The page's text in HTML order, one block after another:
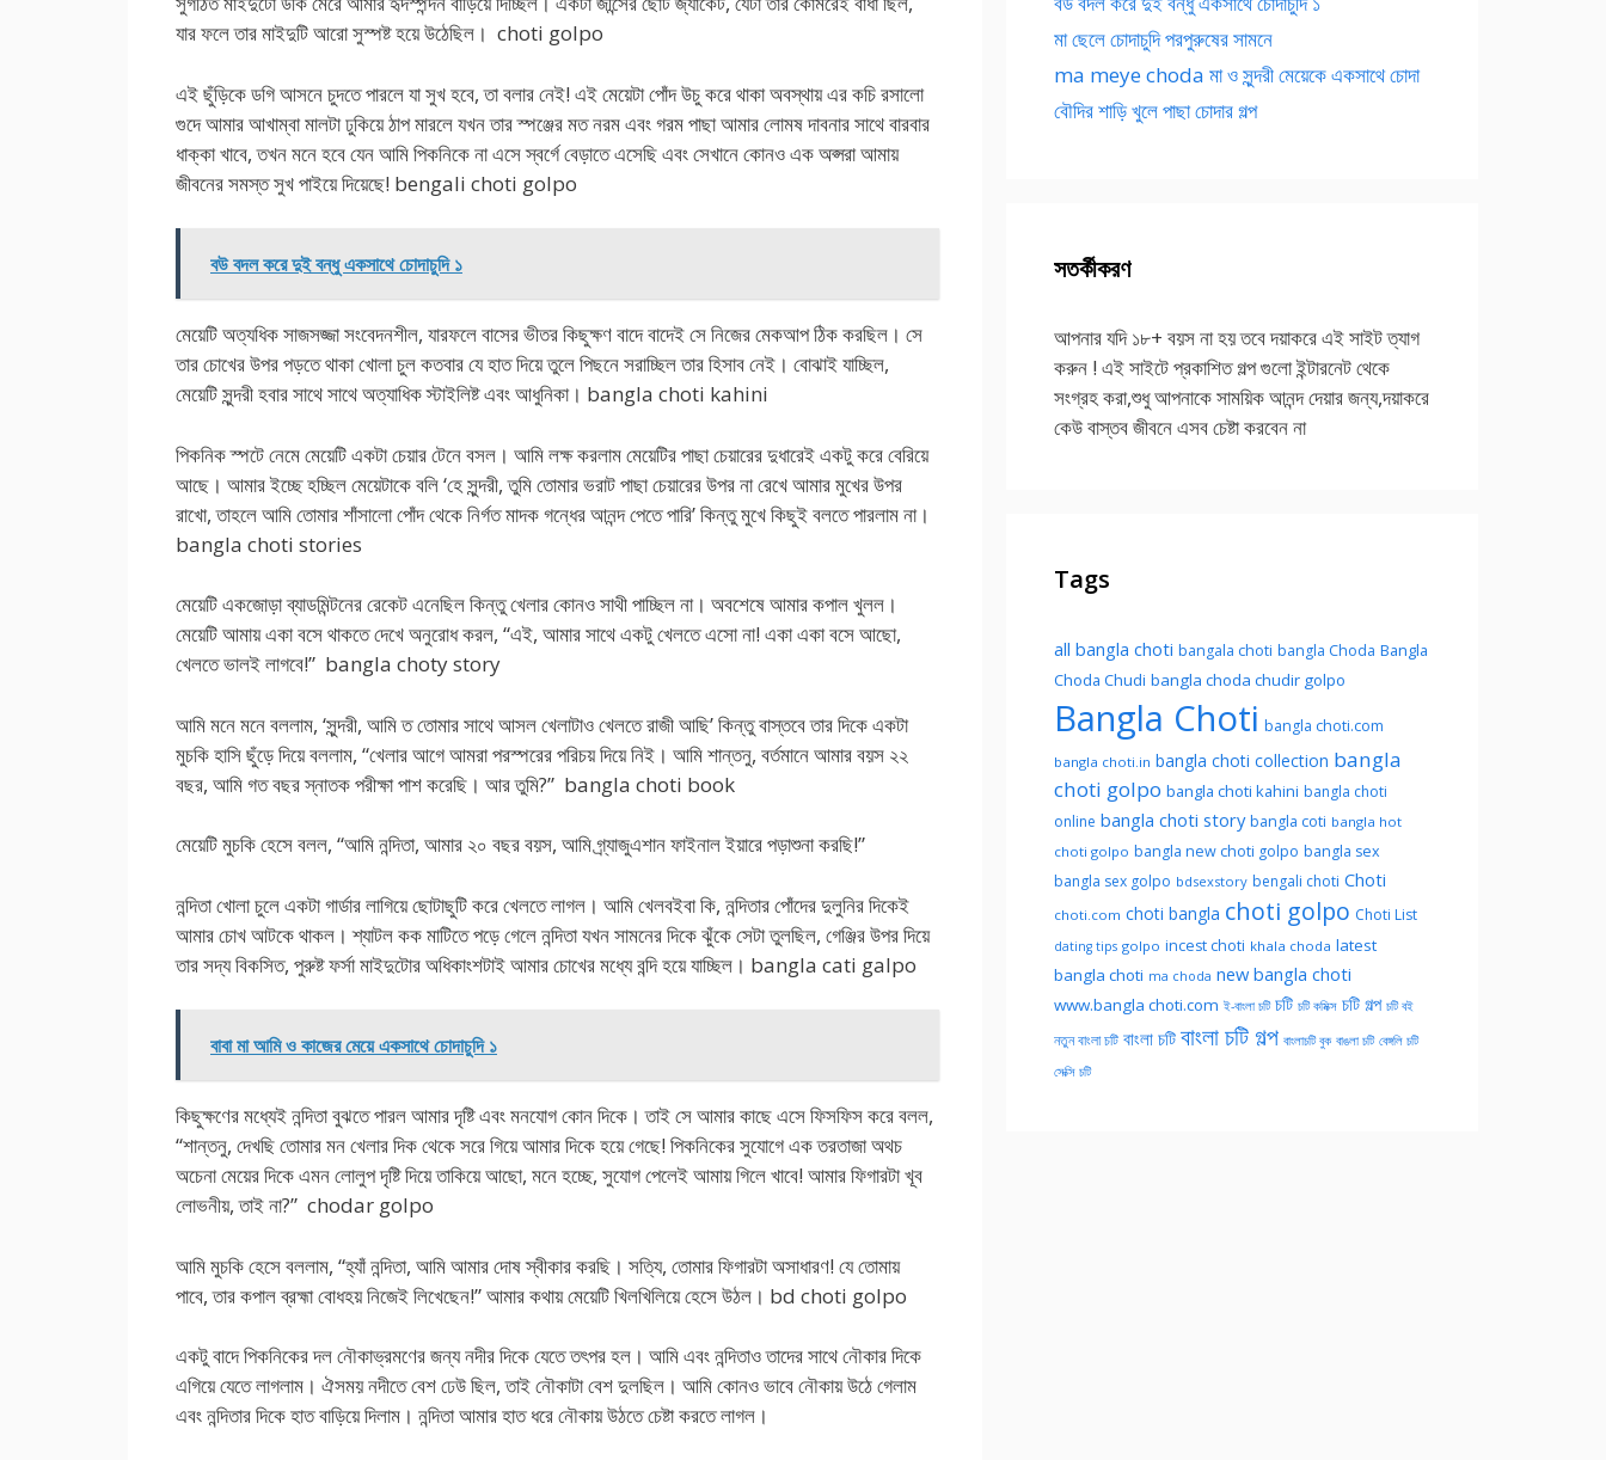
যার ফলে তার মাইদুটি আরো সুস্পষ্ট হয়ে উঠেছিল। choti golpo
এই ছুঁড়িকে ডগি আসনে চুদতে পারলে যা সুখ হবে, তা বলার নেই! এই মেয়েটা পোঁদ উচু করে থাকা অবস্থায় এর কচি রসালো
গুদে আমার আখাম্বা মালটা ঢুকিয়ে ঠাপ মারলে যখন তার স্পঞ্জের মত নরম এবং গরম পাছা আমার লোমষ দাবনার সাথে বারবার
ধাক্কা খাবে, তখন মনে হবে যেন আমি পিকনিকে না এসে স্বর্গে বেড়াতে এসেছি এবং সেখানে কোনও এক অপ্সরা আমায়
জীবনের সমস্ত সুখ পাইয়ে দিয়েছে! bengali choti golpo
বউ বদল করে দুই বন্ধু একসাথে চোদাচুদি ১
মেয়েটি অত্যধিক সাজসজ্জা সংবেদনশীল, যারফলে বাসের ভীতর কিছুক্ষণ বাদে বাদেই সে নিজের মেকআপ ঠিক করছিল। সে
তার চোখের উপর পড়তে থাকা খোলা চুল কতবার যে হাত দিয়ে তুলে পিছনে সরাচ্ছিল তার হিসাব নেই। বোঝাই যাচ্ছিল,
মেয়েটি সুন্দরী হবার সাথে সাথে অত্যাধিক স্টাইলিষ্ট এবং আধুনিকা। bangla choti kahini
পিকনিক স্পটে নেমে মেয়েটি একটা চেয়ার টেনে বসল। আমি লক্ষ করলাম মেয়েটির পাছা চেয়ারের দুধারেই একটু করে বেরিয়ে
আছে। আমার ইচ্ছে হচ্ছিল মেয়েটাকে বলি ‘হে সুন্দরী, তুমি তোমার ভরাট পাছা চেয়ারের উপর না রেখে আমার মুখের উপর
রাখো, তাহলে আমি তোমার শাঁসালো পোঁদ থেকে নির্গত মাদক গন্ধের আনন্দ পেতে পারি’ কিন্তু মুখে কিছুই বলতে পারলাম না।
bangla choti stories
মেয়েটি একজোড়া ব্যাডমিন্টনের রেকেট এনেছিল কিন্তু খেলার কোনও সাথী পাচ্ছিল না। অবশেষে আমার কপাল খুলল।
মেয়েটি আমায় একা বসে থাকতে দেখে অনুরোধ করল, “এই, আমার সাথে একটু খেলতে এসো না! একা একা বসে আছো,
খেলতে ভালই লাগবে!” bangla choty story
আমি মনে মনে বললাম, ‘সুন্দরী, আমি ত তোমার সাথে আসল খেলাটাও খেলতে রাজী আছি’ কিন্তু বাস্তবে তার দিকে একটা
মুচকি হাসি ছুঁড়ে দিয়ে বললাম, “খেলার আগে আমরা পরস্পরের পরিচয় দিয়ে নিই। আমি শান্তনু, বর্তমানে আমার বয়স ২২
বছর, আমি গত বছর স্নাতক পরীক্ষা পাশ করেছি। আর তুমি?” bangla choti book
মেয়েটি মুচকি হেসে বলল, “আমি নন্দিতা, আমার ২০ বছর বয়স, আমি গ্র্যাজুএশান ফাইনাল ইয়ারে পড়াশুনা করছি!”
নন্দিতা খোলা চুলে একটা গার্ডার লাগিয়ে ছোটাছুটি করে খেলতে লাগল। আমি খেলবইবা কি, নন্দিতার পোঁদের দুলুনির দিকেই
আমার চোখ আটকে থাকল। শ্যাটল কক মাটিতে পড়ে গেলে নন্দিতা যখন সামনের দিকে ঝুঁকে সেটা তুলছিল, গেঞ্জির উপর দিয়ে
তার সদ্য বিকসিত, পুরুষ্ট ফর্সা মাইদুটোর অধিকাংশটাই আমার চোখের মধ্যে বন্দি হয়ে যাচ্ছিল। bangla cati galpo
বাবা মা আমি ও কাজের মেয়ে একসাথে চোদাচুদি ১
কিছুক্ষণের মধ্যেই নন্দিতা বুঝতে পারল আমার দৃষ্টি এবং মনযোগ কোন দিকে। তাই সে আমার কাছে এসে ফিসফিস করে বলল,
“শান্তনু, দেখছি তোমার মন খেলার দিক থেকে সরে গিয়ে আমার দিকে হয়ে গেছে! পিকনিকের সুযোগে এক তরতাজা অথচ
অচেনা মেয়ের দিকে এমন লোলুপ দৃষ্টি দিয়ে তাকিয়ে আছো, মনে হচ্ছে, সুযোগ পেলেই আমায় গিলে খাবে! আমার ফিগারটা খূব
লোভনীয়, তাই না?” chodar golpo
আমি মুচকি হেসে বললাম, “হ্যাঁ নন্দিতা, আমি আমার দোষ স্বীকার করছি। সত্যি, তোমার ফিগারটা অসাধারণ! যে তোমায়
পাবে, তার কপাল ব্রহ্মা বোধহয় নিজেই লিখেছেন!” আমার কথায় মেয়েটি খিলখিলিয়ে হেসে উঠল। bd choti golpo
একটু বাদে পিকনিকের দল নৌকাভ্রমণের জন্য নদীর দিকে যেতে তৎপর হল। আমি এবং নন্দিতাও তাদের সাথে নৌকার দিকে
এগিয়ে যেতে লাগলাম। ঐসময় নদীতে বেশ ঢেউ ছিল, তাই নৌকাটা বেশ দুলছিল। আমি কোনও ভাবে নৌকায় উঠে গেলাম
এবং নন্দিতার দিকে হাত বাড়িয়ে দিলাম। নন্দিতা আমার হাত ধরে নৌকায় উঠতে চেষ্টা করতে লাগল।
মা ছেলে চোদাচুদি পরপুরুষের সামনে
ma meye choda মা ও সুন্দরী মেয়েকে একসাথে চোদা
বৌদির শাড়ি খুলে পাছা চোদার গল্প
সতর্কীকরণ
আপনার যদি ১৮+ বয়স না হয় তবে দয়াকরে এই সাইট ত্যাগ
করুন ! এই সাইটে প্রকাশিত গল্প গুলো ইন্টারনেট থেকে
সংগ্রহ করা,শুধু আপনাকে সাময়িক আনন্দ দেয়ার জন্য,দয়াকরে
কেউ বাস্তব জীবনে এসব চেষ্টা করবেন না
Tags
all bangla choti bangala choti bangla Choda Bangla
Choda Chudi bangla choda chudir golpo
Bangla Choti bangla choti.com
bangla choti.in bangla choti collection bangla
choti golpo bangla choti kahini bangla choti
online bangla choti story bangla coti bangla hot
choti golpo bangla new choti golpo bangla sex
bangla sex golpo bdsexstory bengali choti Choti
choti.com choti bangla choti golpo Choti List
dating tips golpo incest choti khala choda latest
bangla choti ma choda new bangla choti
www.bangla choti.com ই-বাংলা চটি চটি চটি কমিক্স চটি গল্প চটি বই
নতুন বাংলা চটি বাংলা চটি বাংলা চটি গল্প বাংলাচটি বুক বাঙলা চটি বেঙ্গলি চটি
সেক্সি চটি